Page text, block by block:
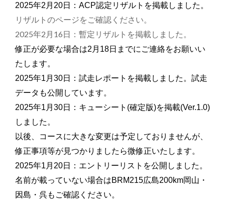
2025年2月20日：ACP認定リザルトを掲載しました。
リザルトのページをご確認ください。
2025年2月16日：暫定リザルトを掲載しました。
修正が必要な場合は2月18日までにご連絡をお願いい
たします。
2025年1月30日：試走レポートを掲載しました。試走
データも公開しています。
2025年1月30日：キューシート(確定版)を掲載(Ver.1.0)
しました。
以後、コースに大きな変更は予定しておりませんが、
修正事項等が見つかりましたら微修正いたします。
2025年1月20日：エントリーリストを公開しました。
名前が載っていない場合はBRM215広島200km岡山・
因島・呉もご確認ください。